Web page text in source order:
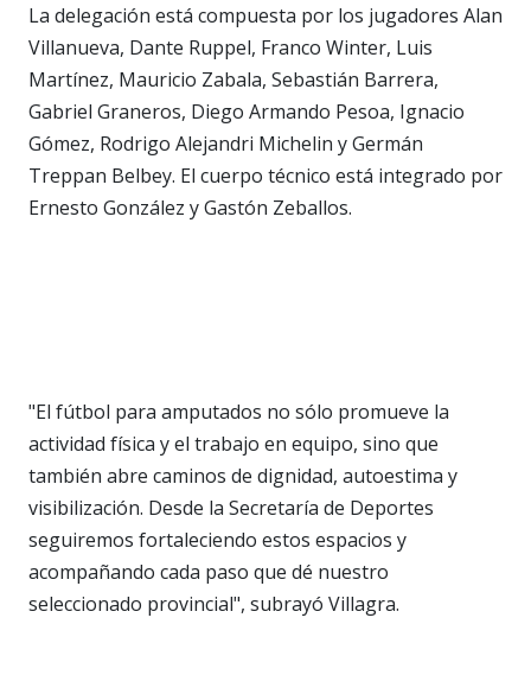
La delegación está compuesta por los jugadores Alan
Villanueva, Dante Ruppel, Franco Winter, Luis
Martínez, Mauricio Zabala, Sebastián Barrera,
Gabriel Graneros, Diego Armando Pesoa, Ignacio
Gómez, Rodrigo Alejandri Michelin y Germán
Treppan Belbey. El cuerpo técnico está integrado por
Ernesto González y Gastón Zeballos.
"El fútbol para amputados no sólo promueve la
actividad física y el trabajo en equipo, sino que
también abre caminos de dignidad, autoestima y
visibilización. Desde la Secretaría de Deportes
seguiremos fortaleciendo estos espacios y
acompañando cada paso que dé nuestro
seleccionado provincial", subrayó Villagra.